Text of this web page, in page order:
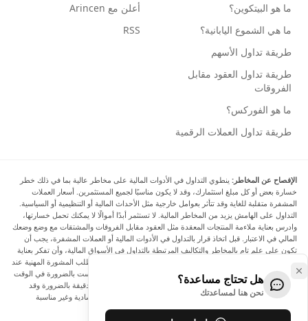
ما هو البيتكوين؟
ما هي الشموع اليابانية؟
طريقة تداول الأسهم
طريقة تداول العقود مقابل
الفروقات
ما هو الفوركس؟
طريقة تداول العملات الرقمية
أعلن مع Arincen
RSS
الإفصاح عن المخاطر: ينطوي التداول في الأدوات المالية على مخاطر عالية بما في ذلك خطر
خسارة بعض أو كل مبلغ استثمارك، وقد لا يكون مناسبًا لجميع المستثمرين. أسعار العملات
المشفرة متقلبة للغاية وقد تتأثر بعوامل خارجية مثل الأحداث المالية أو التنظيمية أو السياسية.
التداول على الهامش يزيد من المخاطر المالية. لا تستثمر أبدًا أموالًا لا يمكنك تحمل خسارتها،
وادرس بعناية ملاءمة المنتجات المعقدة مثل العقود مقابل الفروقات والمشتقات مع وضع وضعك
المالي في الاعتبار. قبل اتخاذ قرار بالتداول في الأدوات المالية أو العملات المشفرة، يجب أن
تكون على علم تام بالمخاطر والتكاليف المرتبطة بالتداول في الأسواق المالية، وأن تفكر بعناية
في أهدافك الاستثمارية ومستوى خبرتك ورغبتك في المخاطرة، وأن تطلب المشورة المهنية عند
الحاجة. تود Arincen أن تذكرك بأن البيانات الواردة في هذا الموقع ليست بالضرورة في الوقت
الفعلي وليست دقيقة. البيانات والأسعار الموجودة على الموقع ليست دقيقة بالضرورة وقد
تختلف عن السعر الفعلي في أي سوق معينة، مما يعني أن الأسعار إرشادية وغير مناسبة
لأغراض التداول.
هل تحتاج مساعدة؟
نحن هنا لمساعدتك